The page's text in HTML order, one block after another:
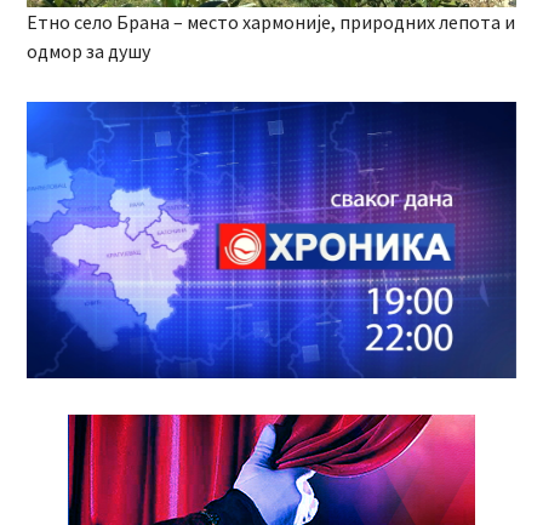
Етно село Брана – место хармоније, природних лепота и
одмор за душу